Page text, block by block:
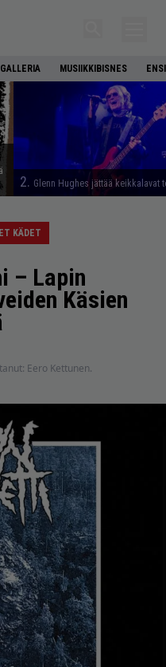
MUSIIKKIBISNES
2. Glenn Hughes jättää keikkalavat
KÄDET
– Lapin
Käsien
Eero Kettunen.